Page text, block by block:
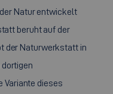
Natur entwickelt
beruht auf der
der Naturwerkstatt in
Variante dieses